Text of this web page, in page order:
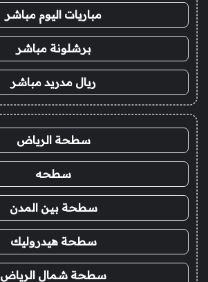
مباريات اليوم مباشر
برشلونة مباشر
ريال مدريد مباشر
سطحة الرياض
سطحه
سطحة بين المدن
سطحة هيدروليك
سطحة شمال الرياض